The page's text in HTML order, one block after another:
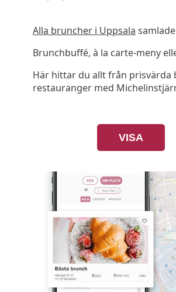
Alla bruncher i Uppsala
Brunchbuffé, à la carte-meny
Här hittar du allt från prisvärda
restauranger med
VISA